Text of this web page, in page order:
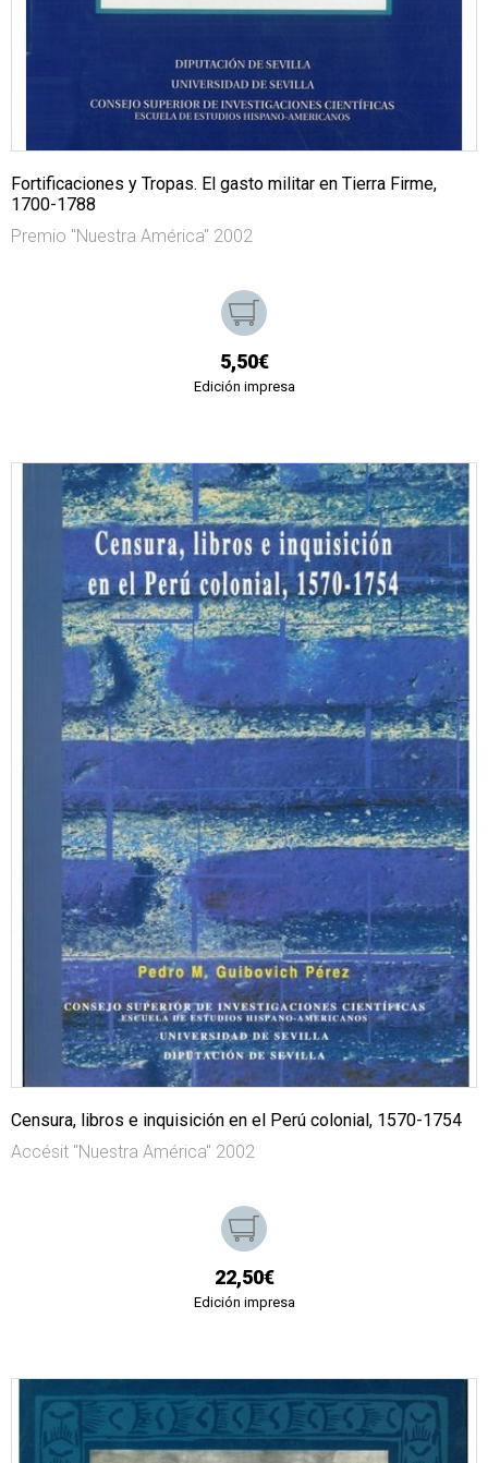
Fortificaciones y Tropas. El gasto militar en Tierra Firme,
1700-1788
Premio "Nuestra América" 2002
5,50€
Edición impresa
Censura, libros e inquisición en el Perú colonial, 1570-1754
Accésit "Nuestra América" 2002
22,50€
Edición impresa